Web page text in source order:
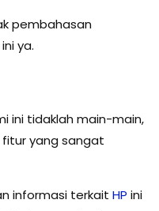
pembahasan
ya.
ini tidaklah main-main,
yang sangat
informasi terkait HP ini